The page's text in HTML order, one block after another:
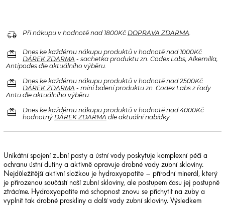
delivery_truck_speed Při nákupu v hodnotě nad 1800Kč DOPRAVA ZDARMA
redeem
Dnes ke každému nákupu produktů v hodnotě nad 1000Kč
DÁREK ZDARMA - sachetka produktu zn. Codex Labs, Alkemilla,
Antipodes dle aktuálního výběru.
redeem
Dnes ke každému nákupu produktů v hodnotě nad 2500Kč
DÁREK ZDARMA - mini balení produktu zn. Codex Labs z řady
Antü dle aktuálního výběru.
redeem
Dnes ke každému nákupu produktů v hodnotě nad 4000Kč
hodnotný DÁREK ZDARMA dle aktuální nabídky.
Unikátní spojení zubní pasty a ústní vody poskytuje komplexní péči a
ochranu ústní dutiny a aktivně opravuje drobné vady zubní skloviny.
Nejdůležitější aktivní složkou je hydroxyapatite – přírodní minerál, který
je přirozenou součástí naší zubní skloviny, ale postupem času jej postupně
ztrácíme. Hydroxyapatite má schopnost znovu se přichytit na zuby a
vyplnit tak drobné praskliny a další vady zubní skloviny. Výsledkem